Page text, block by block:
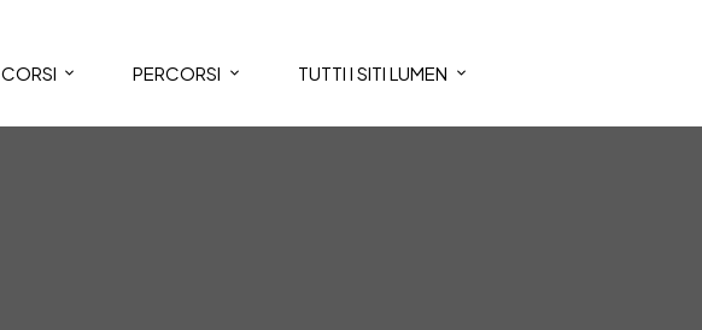
CORSI PERCORSI TUTTI I SITI LUMEN